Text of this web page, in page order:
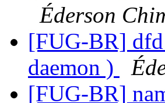
Éderson
[FUG-BR]
daemon )
[FUG-BR]